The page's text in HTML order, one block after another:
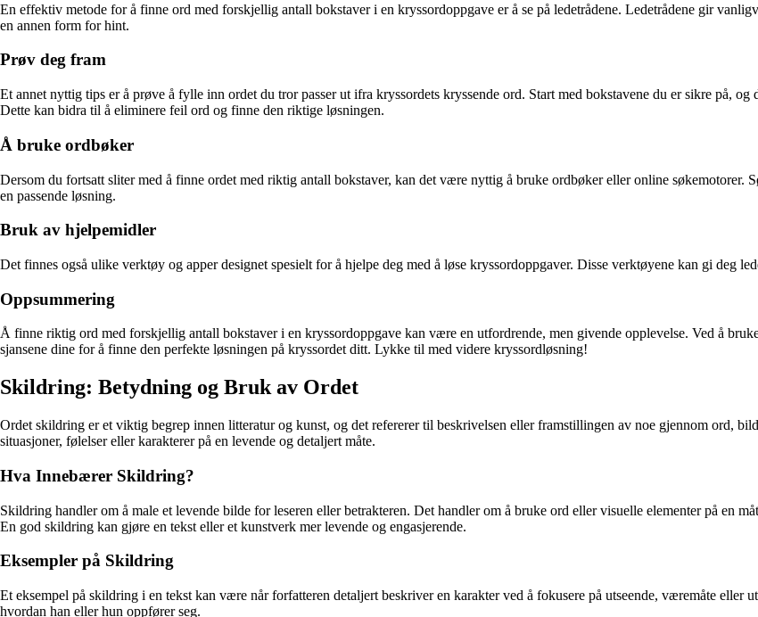
En effektiv metode for å finne ord med forskjellig antall bokstaver i en kryssordoppgave er å se på ledetrådene. Ledetrådene gir
en annen form for hint.
Prøv deg fram
Et annet nyttig tips er å prøve å fylle inn ordet du tror passer ut ifra kryssordets kryssende ord. Start med bokstavene du er sikre på,
Dette kan bidra til å eliminere feil ord og finne den riktige løsningen.
Å bruke ordbøker
Dersom du fortsatt sliter med å finne ordet med riktig antall bokstaver, kan det være nyttig å bruke ordbøker eller online søkemotorer.
en passende løsning.
Bruk av hjelpemidler
Det finnes også ulike verktøy og apper designet spesielt for å hjelpe deg med å løse kryssordoppgaver. Disse verktøyene kan gi deg
Oppsummering
Å finne riktig ord med forskjellig antall bokstaver i en kryssordoppgave kan være en utfordrende, men givende opplevelse. Ved å
sjansene dine for å finne den perfekte løsningen på kryssordet ditt. Lykke til med videre kryssordløsning!
Skildring: Betydning og Bruk av Ordet
Ordet skildring er et viktig begrep innen litteratur og kunst, og det refererer til beskrivelsen eller framstillingen av noe gjennom ord,
situasjoner, følelser eller karakterer på en levende og detaljert måte.
Hva Innebærer Skildring?
Skildring handler om å male et levende bilde for leseren eller betrakteren. Det handler om å bruke ord eller visuelle elementer på en
En god skildring kan gjøre en tekst eller et kunstverk mer levende og engasjerende.
Eksempler på Skildring
Et eksempel på skildring i en tekst kan være når forfatteren detaljert beskriver en karakter ved å fokusere på utseende, væremåte
hvordan han eller hun oppfører seg.